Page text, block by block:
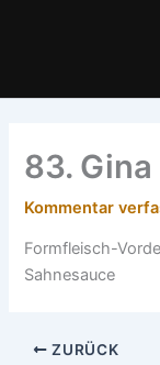
83. Gina
Kommentar
Formfleisch-
Sahnesauce
ZURÜCK